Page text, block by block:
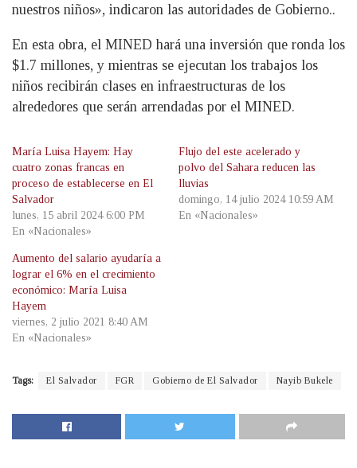
nuestros niños», indicaron las autoridades de Gobierno..
En esta obra, el MINED hará una inversión que ronda los
$1.7 millones, y mientras se ejecutan los trabajos los
niños recibirán clases en infraestructuras de los
alrededores que serán arrendadas por el MINED.
María Luisa Hayem: Hay
cuatro zonas francas en
proceso de establecerse en El
Salvador
lunes, 15 abril 2024 6:00 PM
En «Nacionales»
Flujo del este acelerado y
polvo del Sahara reducen las
lluvias
domingo, 14 julio 2024 10:59 AM
En «Nacionales»
Aumento del salario ayudaría a
lograr el 6% en el crecimiento
económico: María Luisa
Hayem
viernes, 2 julio 2021 8:40 AM
En «Nacionales»
Tags: El Salvador FGR Gobierno de El Salvador Nayib Bukele